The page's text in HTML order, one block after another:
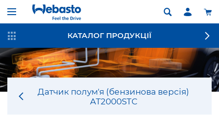
КАТАЛОГ ПРОДУКЦІЇ
Датчик полум'я (бензинова версія)
АТ2000STC